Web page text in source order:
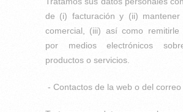
de (i) facturación y (ii) mantener
comercial, (iii) así como remitirle
por medios electrónicos
productos o servicios.
- Contactos de la web o del